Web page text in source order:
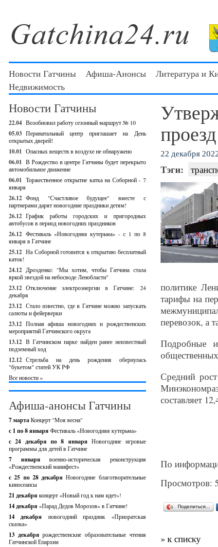
Новости Гатчины Афиша-Анонсы
Литература и
Недвижимость
Новости Гатчины
22.04 Возобновил работу сезонный маршрут № 10
05.03 Перинатальный центр приглашает на День
открытых дверей!
10.01 Опасных веществ в воздухе не обнаружено
06.01 В Рождество в центре Гатчины будет перекрыто
автомобильное движение
06.01 Торжественное открытие катка на Соборной - 7
января
26.12 Фонд "Счастливое будущее" вместе с
партнерами дарят новогодние праздники детям!
26.12 График работы городских и пригородных
автобусов в период новогодних праздников
26.12 Фестиваль «Новогодняя кутерьма» - с 1 по 8
января в Гатчине
25.12 На Соборной готовится к открытию бесплатный
каток!
24.12 Дрозденко: "Мы хотим, чтобы Гатчина стала
яркой звездой на небосводе Ленобласти"
23.12 Отключение электроэнергии в Гатчине: 24
декабря
23.12 Стало известно, где в Гатчине можно запускать
салюты и фейерверки
23.12 Полная афиша новогодних и рождественских
мероприятий Гатчинского округа
13.12 В Гатчинском парке найден ранее неизвестный
подземный ход
12.12 Стрельба на день рождения обернулась
"букетом" статей УК РФ
Все новости »
Афиша-анонсы Гатчины
7 мартаКонцерт "Моя весна"
с 1 по 8 января Фестиваль «Новогодняя кутерьма»
с 24 декабря по 8 январяНовогодние игровые
программы для детей в Гатчине
7 январявоенно-историческая реконструкция
«Рождественский манифест»
c 25 по 28 декабряНовогодние благотворительные
киносеансы
21 декабря концерт «Новый год к нам идет»!
14 декабря «Парад Дедов Морозов» в Гатчине!
14 декабря новогодний праздник «Приоратская
сказка»
13 декабрярождественские образовательные чтения
Гатчинской Епархии
22 декабря
Тэги:
политике
тарифы на
перевозок, а
Подробные
Средний
составляет
По
Просмотров:
Поделиться…
» к списку